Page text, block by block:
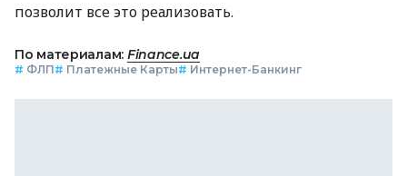
позволит все это реализовать.
По материалам: Finance.ua
# ФЛП# Платежные Карты# Интернет-Банкинг